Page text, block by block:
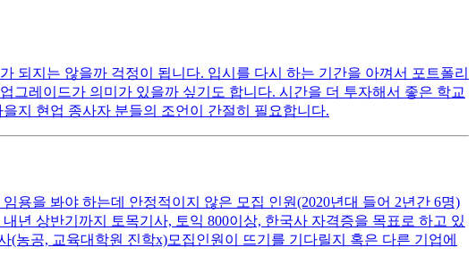
되지는 않을까 걱정이 됩니다. 입시를 다시 하는 기간을 아껴서 포트폴리
그레이드가 의미가 있을까 싶기도 합니다. 시간을 더 투자해서 좋은 학교
지 현업 종사자 분들의 조언이 간절히 필요합니다.
용을 봐야 하는데 안정적이지 않은 모집 인원(2020년대 들어 2년간 6명)
년 상반기까지 토목기사, 토익 800이상, 한국사 자격증을 목표로 하고 있
농공, 교육대학원 진학x)모집인원이 뜨기를 기다릴지 혹은 다른 기업에